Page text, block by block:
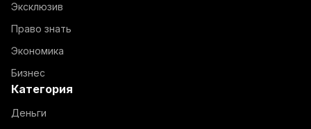
Эксклюзив
Право знать
Экономика
Бизнес
Категория
Деньги